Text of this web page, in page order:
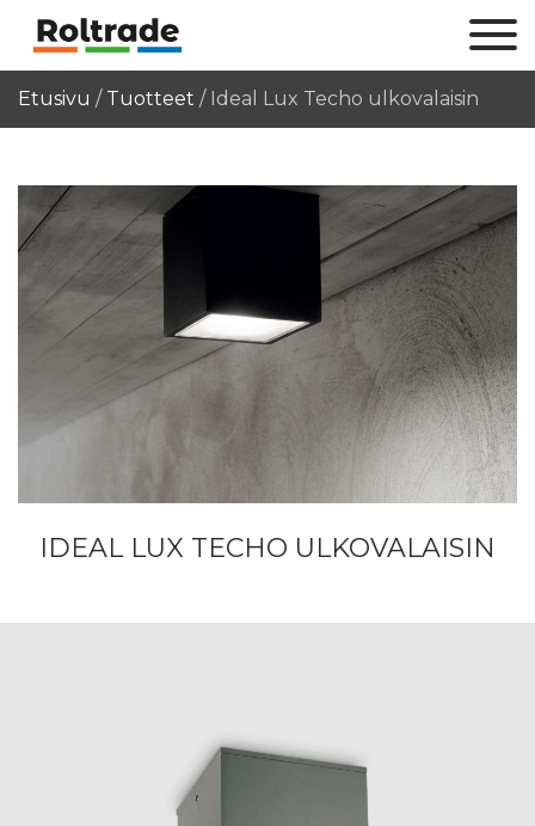
Etusivu / Tuotteet / Ideal Lux Techo ulkovalaisin
IDEAL LUX TECHO ULKOVALAISIN